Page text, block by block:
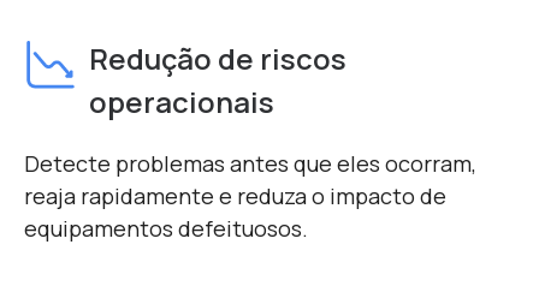
Redução de riscos
operacionais
Detecte problemas antes que eles ocorram,
reaja rapidamente e reduza o impacto de
equipamentos defeituosos.